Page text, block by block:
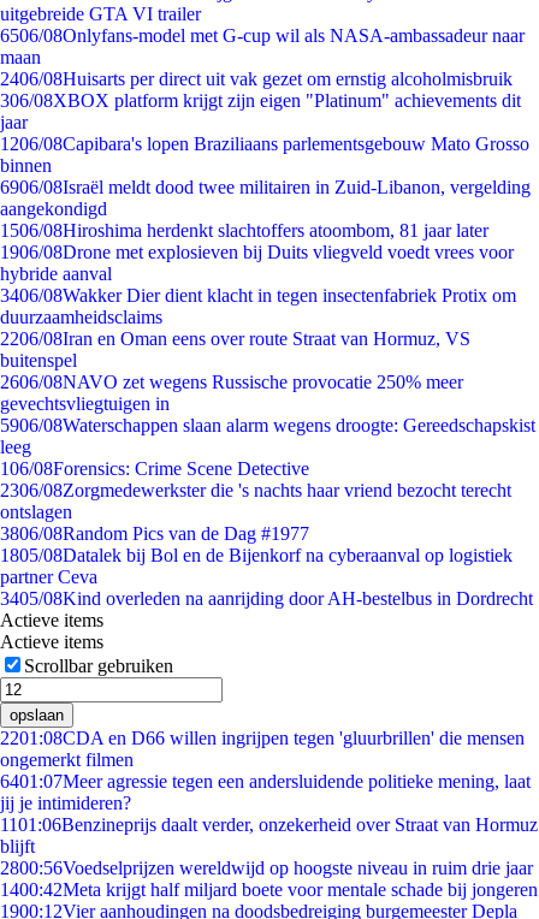
uitgebreide GTA VI trailer
6506/08Onlyfans-model met G-cup wil als NASA-ambassadeur naar
maan
2406/08Huisarts per direct uit vak gezet om ernstig alcoholmisbruik
306/08XBOX platform krijgt zijn eigen "Platinum" achievements dit
jaar
1206/08Capibara's lopen Braziliaans parlementsgebouw Mato Grosso
binnen
6906/08Israël meldt dood twee militairen in Zuid-Libanon, vergelding
aangekondigd
1506/08Hiroshima herdenkt slachtoffers atoombom, 81 jaar later
1906/08Drone met explosieven bij Duits vliegveld voedt vrees voor
hybride aanval
3406/08Wakker Dier dient klacht in tegen insectenfabriek Protix om
duurzaamheidsclaims
2206/08Iran en Oman eens over route Straat van Hormuz, VS
buitenspel
2606/08NAVO zet wegens Russische provocatie 250% meer
gevechtsvliegtuigen in
5906/08Waterschappen slaan alarm wegens droogte: Gereedschapskist
leeg
106/08Forensics: Crime Scene Detective
2306/08Zorgmedewerkster die 's nachts haar vriend bezocht terecht
ontslagen
3806/08Random Pics van de Dag #1977
1805/08Datalek bij Bol en de Bijenkorf na cyberaanval op logistiek
partner Ceva
3405/08Kind overleden na aanrijding door AH-bestelbus in Dordrecht
Actieve items
Actieve items
Scrollbar gebruiken
opslaan
2201:08CDA en D66 willen ingrijpen tegen 'gluurbrillen' die mensen
ongemerkt filmen
6401:07Meer agressie tegen een andersluidende politieke mening, laat
jij je intimideren?
1101:06Benzineprijs daalt verder, onzekerheid over Straat van Hormuz
blijft
2800:56Voedselprijzen wereldwijd op hoogste niveau in ruim drie jaar
1400:42Meta krijgt half miljard boete voor mentale schade bij jongeren
1900:12Vier aanhoudingen na doodsbedreiging burgemeester Depla